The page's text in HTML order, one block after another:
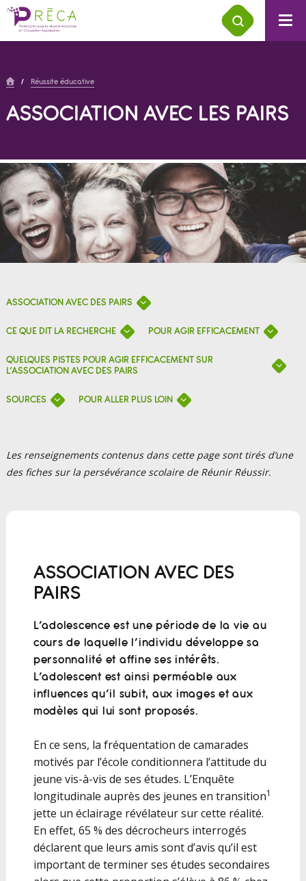
/ Réussite éducative
ASSOCIATION AVEC LES PAIRS
ASSOCIATION AVEC DES PAIRS
CE QUE DIT LA RECHERCHE POUR AGIR EFFICACEMENT
QUELQUES PISTES POUR AGIR EFFICACEMENT SUR
L’ASSOCIATION AVEC DES PAIRS
SOURCES POUR ALLER PLUS LOIN
Les renseignements contenus dans cette page sont tirés d’une
des fiches sur la persévérance scolaire de Réunir Réussir.
ASSOCIATION AVEC DES
PAIRS
L’adolescence est une période de la vie au
cours de laquelle l’individu développe sa
personnalité et affine ses intérêts.
L’adolescent est ainsi perméable aux
influences qu’il subit, aux images et aux
modèles qui lui sont proposés.
En ce sens, la fréquentation de camarades
motivés par l’école conditionnera l’attitude du
jeune vis-à-vis de ses études. L’Enquête
longitudinale auprès des jeunes en transition1
jette un éclairage révélateur sur cette réalité.
En effet, 65 % des décrocheurs interrogés
déclarent que leurs amis sont d’avis qu’il est
important de terminer ses études secondaires